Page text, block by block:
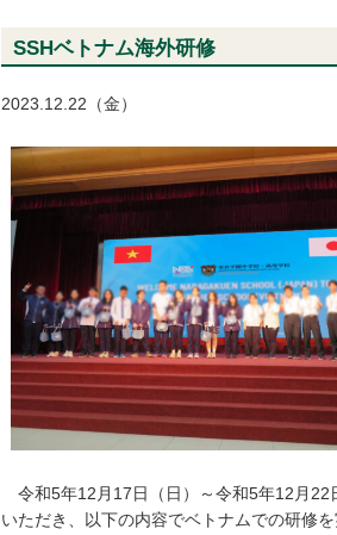
SSHベトナム海外研修
2023.12.22（金）
令和5年12月17日（日）～令和5年12月22
いただき、以下の内容でベトナムでの研修